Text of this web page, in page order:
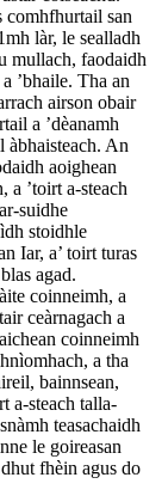
comhfhurtail san
làr, le sealladh
mullach, faodaidh
’bhaile. Tha an
airson obair
a ’dèanamh
àbhaisteach. An
aoighean
a ’toirt a-steach
suidhe
stoidhle
Iar, a’ toirt turas
agad.
coinneimh, a
ceàrnagach a
coinneimh
a tha
bainnsean,
a-steach talla-
teasachaidh
le goireasan
fhèin agus do